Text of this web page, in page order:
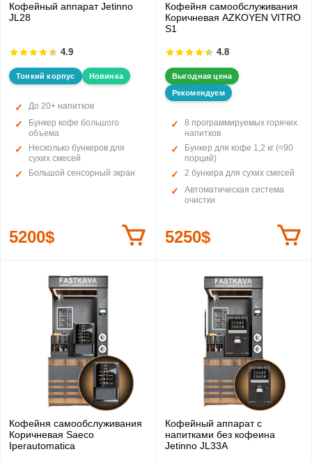
Кофейный аппарат Jetinno
JL28
4.9
Тонкий корпус Новинка
До 20+ напитков
Бункер кофе большого
объема
Несколько бункеров для
сухих смесей
Большой сенсорный экран
5200$
Кофейня самообслуживания
Коричневая AZKOYEN VITRO
S1
4.8
Выгодная цена
Рекомендуем
8 программируемых горячих
напитков
Бункер для кофе 1,2 кг (≈90
порций)
2 бункера для сухих смесей
Автоматическая система
очистки
5250$
Кофейня самообслуживания
Коричневая Saeco
Iperautomatica
Кофейный аппарат с
напитками без кофеина
Jetinno JL33А